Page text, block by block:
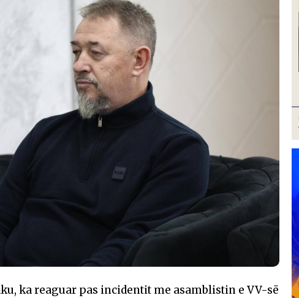
ka reaguar pas incidentit me asamblistin e VV-së